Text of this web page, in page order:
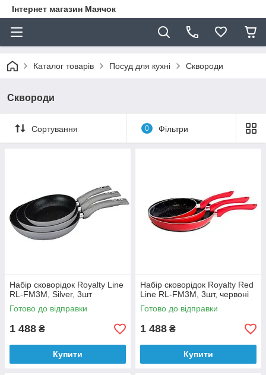
Інтернет магазин Маячок
Каталог товарів Посуд для кухні Сквороди
Сквороди
Сортування 0 Фільтри
Набір сковорідок Royalty Line
RL-FM3M, Silver, 3шт
Готово до відправки
1 488 ₴
Купити
Набір сковорідок Royalty Red
Line RL-FM3M, 3шт, червоні
Готово до відправки
1 488 ₴
Купити